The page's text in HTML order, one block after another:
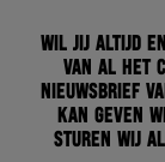
Wil jij altijd en
van al het
nieuwsbrief
kan geven
sturen wij